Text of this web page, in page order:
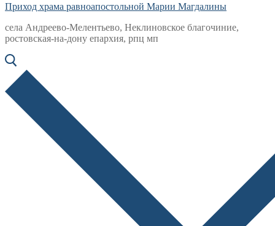
Приход храма равноапостольной Марии Магдалины
села Андреево-Мелентьево, Неклиновское благочиние,
ростовская-на-дону епархия, рпц мп